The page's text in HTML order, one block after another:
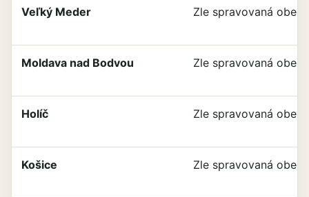
Veľký Meder Zle spravovaná obec
Moldava nad Bodvou Zle spravovaná obec
Holíč Zle spravovaná obec
Košice Zle spravovaná obec